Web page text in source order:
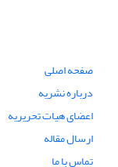
صفحه اصلی
درباره نشریه
اعضای هیات تحریریه
ارسال مقاله
تماس با ما